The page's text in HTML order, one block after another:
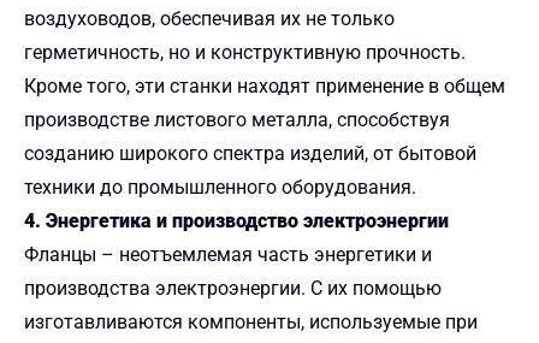
воздуховодов, обеспечивая их не только
герметичность, но и конструктивную прочность.
Кроме того, эти станки находят применение в общем
производстве листового металла, способствуя
созданию широкого спектра изделий, от бытовой
техники до промышленного оборудования.
4. Энергетика и производство электроэнергии
Фланцы – неотъемлемая часть энергетики и
производства электроэнергии. С их помощью
изготавливаются компоненты, используемые при